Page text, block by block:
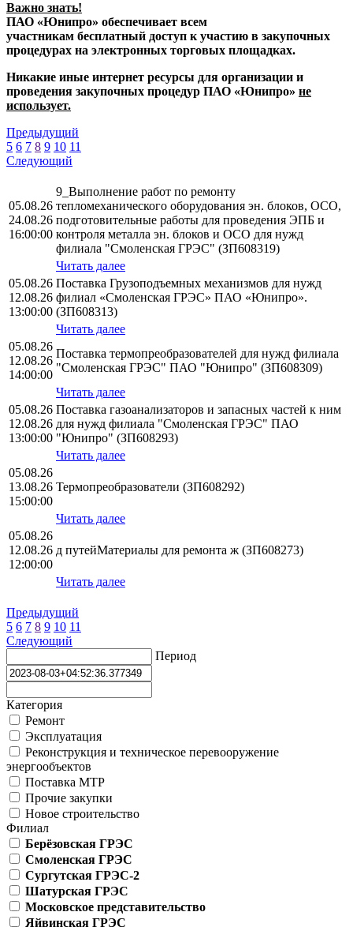
Важно знать!
ПАО «Юнипро» обеспечивает всем
участникам бесплатный доступ к участию в закупочных
процедурах на электронных торговых площадках.
Никакие иные интернет ресурсы для организации и
проведения закупочных процедур ПАО «Юнипро» не
использует.
Предыдущий
5 6 7 8 9 10 11
Следующий
05.08.26
24.08.26
16:00:00
9_Выполнение работ по ремонту
тепломеханического оборудования эн. блоков, ОСО,
подготовительные работы для проведения ЭПБ и
контроля металла эн. блоков и ОСО для нужд
филиала "Смоленская ГРЭС" (ЗП608319)
Читать далее
05.08.26
12.08.26
13:00:00
Поставка Грузоподъемных механизмов для нужд
филиал «Смоленская ГРЭС» ПАО «Юнипро».
(ЗП608313)
Читать далее
05.08.26
12.08.26
14:00:00
Поставка термопреобразователей для нужд филиала
"Смоленская ГРЭС" ПАО "Юнипро" (ЗП608309)
Читать далее
05.08.26
12.08.26
13:00:00
Поставка газоанализаторов и запасных частей к ним
для нужд филиала "Смоленская ГРЭС" ПАО
"Юнипро" (ЗП608293)
Читать далее
05.08.26
13.08.26
15:00:00
Термопреобразователи (ЗП608292)
Читать далее
05.08.26
12.08.26
12:00:00
д путейМатериалы для ремонта ж (ЗП608273)
Читать далее
Предыдущий
5 6 7 8 9 10 11
Следующий
Период
Категория
Ремонт
Эксплуатация
Реконструкция и техническое перевооружение
энергообъектов
Поставка МТР
Прочие закупки
Новое строительство
Филиал
Берёзовская ГРЭС
Смоленская ГРЭС
Сургутская ГРЭС-2
Шатурская ГРЭС
Московское представительство
Яйвинская ГРЭС